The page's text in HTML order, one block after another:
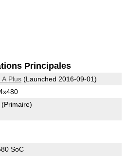
Principales
A Plus(Launched 2016-09-01)
(Primaire)
SoC